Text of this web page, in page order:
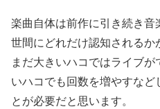
楽曲自体は前作に引き続き
世間にどれだけ認知されるか
まだ大きいハコではライブ
いハコでも回数を増やすなど
とが必要だと思います。